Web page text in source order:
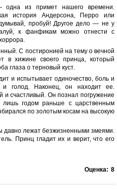
одна из примет нашего времени.
история Андерсона, Перро или
пробуй! Другое дело — не у
к фанфикам можно отнести с
С постиронией на тему о вечной
в хижине своего принца, который
глаза о терновый куст.
и испытывает одиночество, боль и
и голод. Наконец, он находит ее.
и счастливый. Он познал погружение
годом раньше с царственным
по золотым косам на высокую
давно лежат безжизненными змеями.
Принц гладит их и верит, что его
Оценка: 8